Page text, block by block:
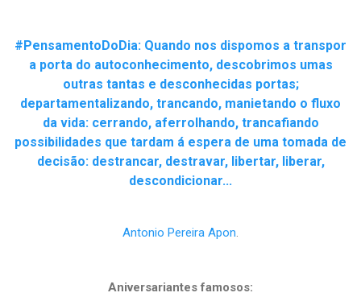
#PensamentoDoDia: Quando nos dispomos a transpor
a porta do autoconhecimento, descobrimos umas
outras tantas e desconhecidas portas;
departamentalizando, trancando, manietando o fluxo
da vida: cerrando, aferrolhando, trancafiando
possibilidades que tardam á espera de uma tomada de
decisão: destrancar, destravar, libertar, liberar,
descondicionar...
Antonio Pereira Apon.
Aniversariantes famosos: